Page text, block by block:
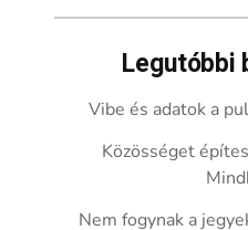
Legutóbbi
Vibe és adatok a
Közösséget
Nem fogynak a